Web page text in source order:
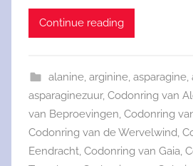
Continue reading
alanine, arginine, asparagine,
asparaginezuur, Codonring van
van Beproevingen, Codonring
Codonring van de Wervelwind,
Eendracht, Codonring van Gaia,